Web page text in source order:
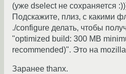
(уже dselect не сохраняется
Подскажите, плиз, с какими
./configure делать, чтобы
"optimized build: 300 MB
recommended)". Это на
Заранее thanx.